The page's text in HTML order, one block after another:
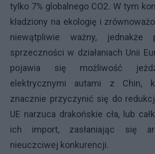
tylko 7% globalnego CO2. W tym
kładziony na ekologię i
niewątpliwie ważny, jednakże
sprzeczności w działaniach Unii
pojawia się możliwość
elektrycznymi autami z Chin,
znacznie przyczynić się do
UE narzuca drakońskie cła, lub
ich import, zasłaniając się
nieuczciwej konkurencji.